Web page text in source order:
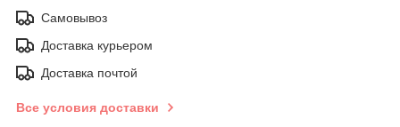
Самовывоз
Доставка курьером
Доставка почтой
Все условия доставки